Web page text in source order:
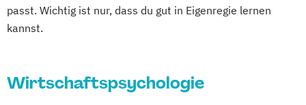
passt. Wichtig ist nur, dass du gut in Eigenregie lernen
kannst.
Wirtschaftspsychologie